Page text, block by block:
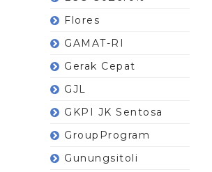
Flores
GAMAT-RI
Gerak Cepat
GJL
GKPI JK Sentosa
GroupProgram
Gunungsitoli